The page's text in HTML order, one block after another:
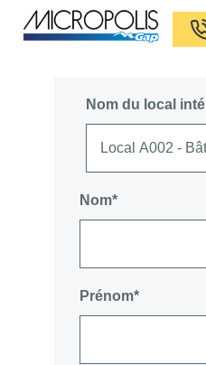
Nom du local
Nom*
Prénom*